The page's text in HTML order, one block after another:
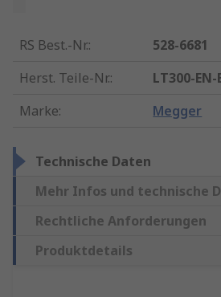
RS Best.-Nr.:
528-6681
Herst. Teile-Nr.:
LT300-EN-
Marke: Megger
Technische Daten
Mehr Infos und technische
Rechtliche Anforderungen
Produktdetails